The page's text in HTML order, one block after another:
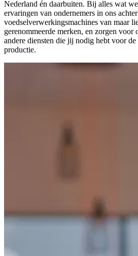
Nederland én daarbuiten. Bij alles wat
ervaringen van ondernemers in ons
voedselverwerkingsmachines van maar
gerenommeerde merken, en zorgen voor
andere diensten die jij nodig hebt voor
productie.